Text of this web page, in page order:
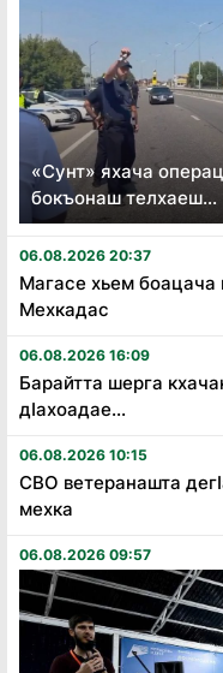
«Сунт» яхача
бокъонаш телхаеш...
06.08.2026 20:37
Магасе хьем боацача
Мехкадас
06.08.2026 16:09
Барайтта шерга
дӏахоадае...
06.08.2026 10:15
СВО ветеранашта
мехка
06.08.2026 09:57